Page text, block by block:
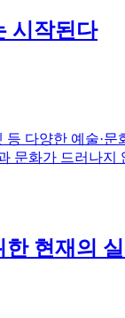
시작된다
다양한 예술·
문화가 드러나
현재의